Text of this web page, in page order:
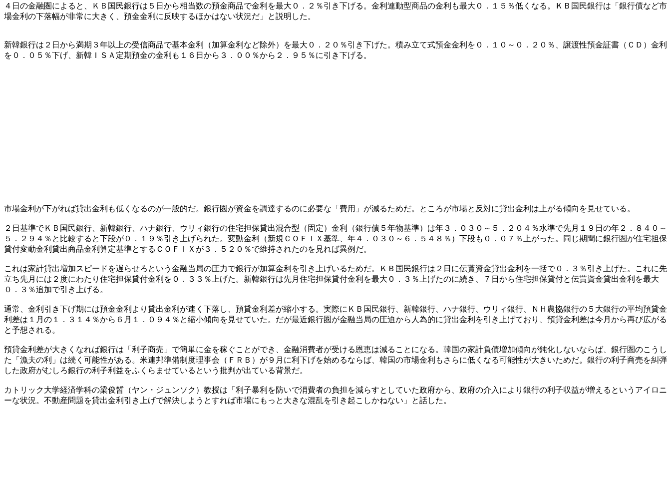
４日の金融圏によると、ＫＢ国民銀行は５日から相当数の預金商品で金利を最大０．２％引き下げる。金利連動型商品の金利も最大０．１５％低くなる。ＫＢ国民銀行は「銀行債など市
場金利の下落幅が非常に大きく、預金金利に反映するほかはない状況だ」と説明した。
新韓銀行は２日から満期３年以上の受信商品で基本金利（加算金利など除外）を最大０．２０％引き下げた。積み立て式預金金利を０．１０～０．２０％、譲渡性預金証書（ＣＤ）金利
を０．０５％下げ、新韓ＩＳＡ定期預金の金利も１６日から３．００％から２．９５％に引き下げる。
市場金利が下がれば貸出金利も低くなるのが一般的だ。銀行圏が資金を調達するのに必要な「費用」が減るためだ。ところが市場と反対に貸出金利は上がる傾向を見せている。
２日基準でＫＢ国民銀行、新韓銀行、ハナ銀行、ウリィ銀行の住宅担保貸出混合型（固定）金利（銀行債５年物基準）は年３．０３０～５．２０４％水準で先月１９日の年２．８４０～
５．２９４％と比較すると下段が０．１９％引き上げられた。変動金利（新規ＣＯＦＩＸ基準、年４．０３０～６．５４８％）下段も０．０７％上がった。同じ期間に銀行圏が住宅担保
貸付変動金利貸出商品金利算定基準とするＣＯＦＩＸが３．５２０％で維持されたのを見れば異例だ。
これは家計貸出増加スピードを遅らせろという金融当局の圧力で銀行が加算金利を引き上げいるためだ。ＫＢ国民銀行は２日に伝貰資金貸出金利を一括で０．３％引き上げた。これに先
立ち先月には２度にわたり住宅担保貸付金利を０．３３％上げた。新韓銀行は先月住宅担保貸付金利を最大０．３％上げたのに続き、７日から住宅担保貸付と伝貰資金貸出金利を最大
０．３％追加で引き上げる。
通常、金利引き下げ期には預金金利より貸出金利が速く下落し、預貸金利差が縮小する。実際にＫＢ国民銀行、新韓銀行、ハナ銀行、ウリィ銀行、ＮＨ農協銀行の５大銀行の平均預貸金
利差は１月の１．３１４％から６月１．０９４％と縮小傾向を見せていた。だが最近銀行圏が金融当局の圧迫から人為的に貸出金利を引き上げており、預貸金利差は今月から再び広がる
と予想される。
預貸金利差が大きくなれば銀行は「利子商売」で簡単に金を稼ぐことができ、金融消費者が受ける恩恵は減ることになる。韓国の家計負債増加傾向が鈍化しないならば、銀行圏のこうし
た「漁夫の利」は続く可能性がある。米連邦準備制度理事会（ＦＲＢ）が９月に利下げを始めるならば、韓国の市場金利もさらに低くなる可能性が大きいためだ。銀行の利子商売を糾弾
した政府がむしろ銀行の利子利益をふくらませているという批判が出ている背景だ。
カトリック大学経済学科の梁俊晳（ヤン・ジュンソク）教授は「利子暴利を防いで消費者の負担を減らすとしていた政府から、政府の介入により銀行の利子収益が増えるというアイロニ
ーな状況。不動産問題を貸出金利引き上げで解決しようとすれば市場にもっと大きな混乱を引き起こしかねない」と話した。